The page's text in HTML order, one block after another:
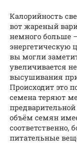
Калорийность
вот жареный
немного больше
энергетическую
вы могли
увеличивается
высушивания
Происходит это
семена теряют
объём семян
соответственно,
питательные